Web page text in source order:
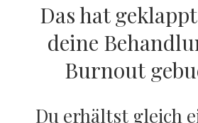
Das hat
deine
Burnout
Du erhältst gleich